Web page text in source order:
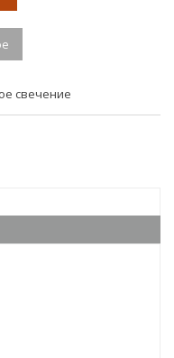
W; max: 48 W
свечение